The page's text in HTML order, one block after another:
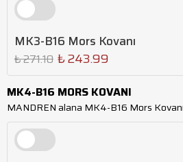
MK3-B16 Mors Kovanı
₺ 271.10 ₺ 243.99
MK4-B16 MORS KOVANI
MANDREN alana MK4-B16 Mors